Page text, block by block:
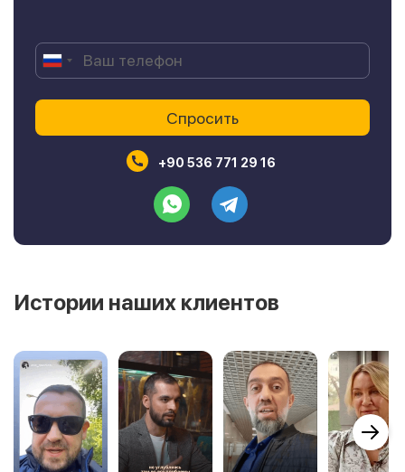
+90 536 771 29 16
Истории наших клиентов